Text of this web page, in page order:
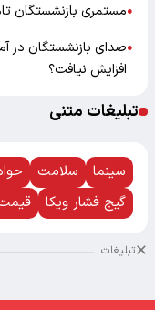
●مستمری بازنشستگان
●صدای بازنشستگان در
افزایش نیافت؟
تبلیغات متنی
سینما سلامت
گیج فشار ویکا
قیمت
تبلیغات